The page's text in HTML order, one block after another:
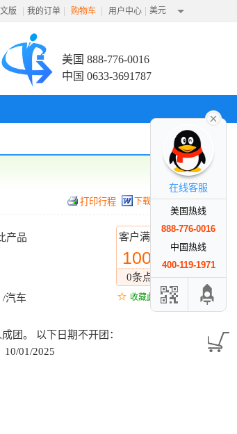
版 | 我的订单 | 购物车 | 用户中心 | 美元
美国 888-776-0016
中国 0633-3691787
下载行程
客户满意度
100%
0条点评
收藏此线路
产品
/汽车
团。 以下日期不开团：
10/01/2025
在线客服
美国热线
888-776-0016
中国热线
400-119-1971